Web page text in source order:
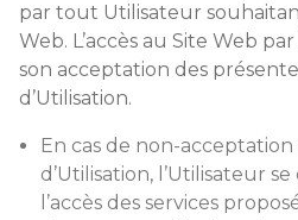
par tout Utilisateur
Web. L’accès au Site Web
son acceptation des
d’Utilisation.
En cas de non-acceptation
d’Utilisation, l’Utilisateur
l’accès des services